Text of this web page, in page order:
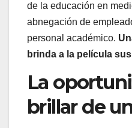
de la educación en
abnegación de
personal académico.
brinda a la película
La
brillar de